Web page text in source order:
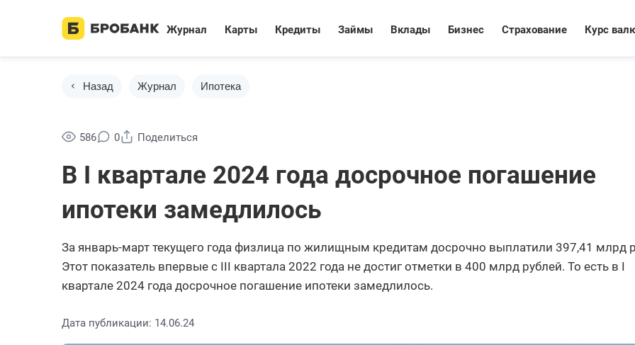
Журнал Карты Кредиты Займы Вклады Бизнес Страхование Курс
Назад Журнал Ипотека
586 0 Поделиться
В I квартале 2024 года досрочное погашение
ипотеки замедлилось
За январь-март текущего года физлица по жилищным кредитам досрочно выплатили 397,41 млрд
Этот показатель впервые с III квартала 2022 года не достиг отметки в 400 млрд рублей. То есть в I
квартале 2024 года досрочное погашение ипотеки замедлилось.
Дата публикации: 14.06.24